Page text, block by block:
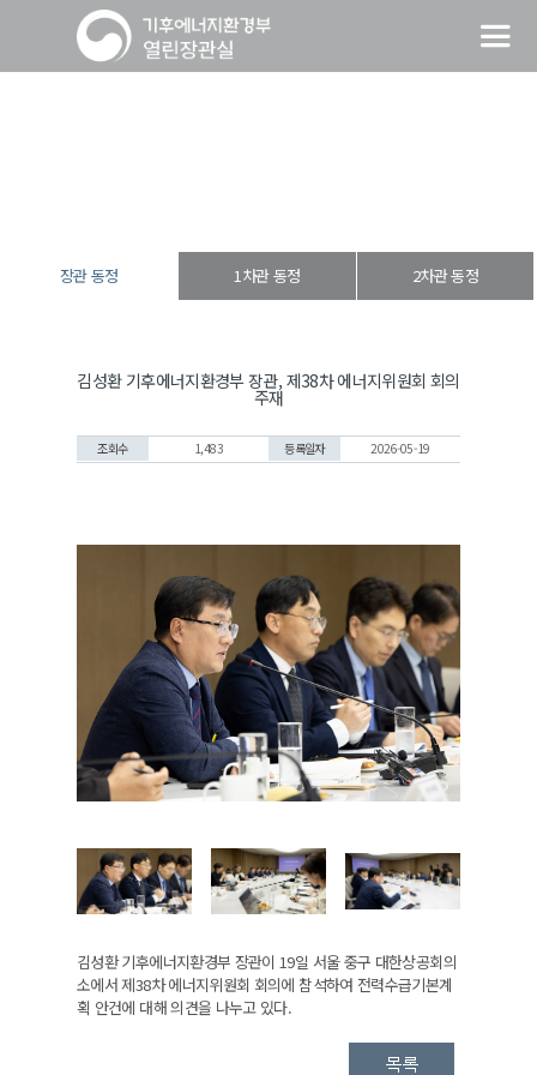
장관 동정 1차관 동정 2차관 동정
김성환 기후에너지환경부 장관, 제38차 에너지위원회 회의
주재
조회수 1,483 등록일자 2026-05-19
김성환 기후에너지환경부 장관이 19일 서울 중구 대한상공회의
소에서 제38차 에너지위원회 회의에 참석하여 전력수급기본계
획 안건에 대해 의견을 나누고 있다.